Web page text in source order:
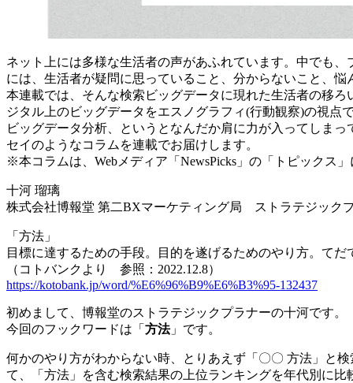
ネット上には多様な生活者の声があふれています。中でも
には、生活者が疑問に思っていること、分からないこと、
本連載では、そんな検索ビッグデータに現れた生活者の移
ジタル上のビッグデータをエスノグラフィ(行動観察)の視点
ビッグデータ分析、というとなんだか肩に力が入ってしま
セイのようなコラムを連載でお届けします。
※本コラムは、Webメディア「NewsPicks」の「トピックス
十河 瑠璃
株式会社博報堂 第二BXマーケティング局 ストラテジック
「方法」
目標に達するための手段。目的を遂げるためのやり方。てだ
（コトバンクより 参照：2022.12.8）
https://kotobank.jp/word/%E6%96%B9%E6%B3%95-132437
初めまして、博報堂のストラテジックプラナーの十河です。
今回のフックワードは「 方法」です。
何かのやり方がわからない時、とりあえず「〇〇 方法」と
て、「方法」を含む検索結果の上位ランキングを年代別に